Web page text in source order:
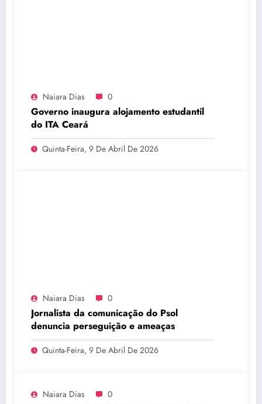
Naiara Dias 0
Governo inaugura alojamento estudantil
do ITA Ceará
Quinta-Feira, 9 De Abril De 2026
Naiara Dias 0
Jornalista da comunicação do Psol
denuncia perseguição e ameaças
Quinta-Feira, 9 De Abril De 2026
Naiara Dias 0